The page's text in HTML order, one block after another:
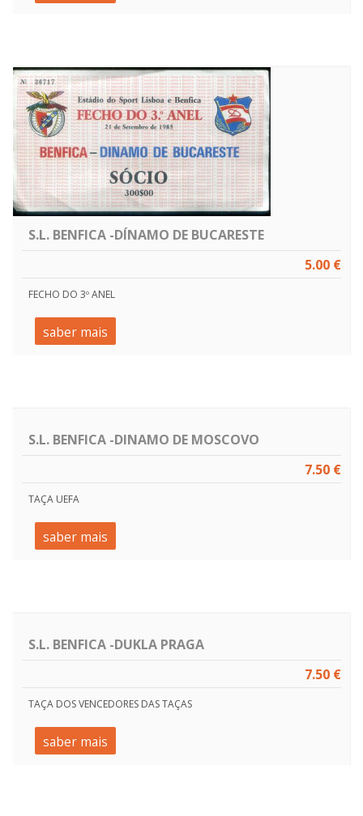
S.L. BENFICA -DÍNAMO DE BUCARESTE
5.00 €
FECHO DO 3º ANEL
saber mais
S.L. BENFICA -DINAMO DE MOSCOVO
7.50 €
TAÇA UEFA
saber mais
S.L. BENFICA -DUKLA PRAGA
7.50 €
TAÇA DOS VENCEDORES DAS TAÇAS
saber mais